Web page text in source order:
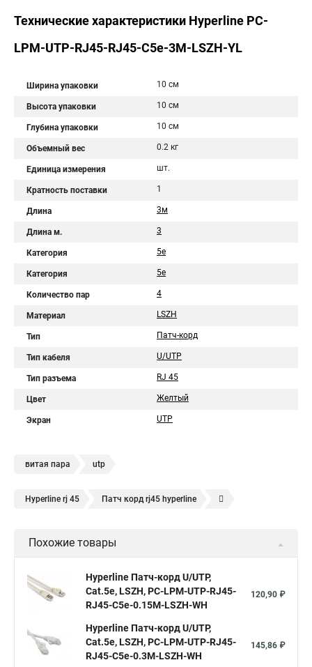
Технические характеристики Hyperline PC-
LPM-UTP-RJ45-RJ45-C5e-3M-LSZH-YL
Ширина упаковки 10 см
Высота упаковки 10 см
Глубина упаковки 10 см
Объемный вес 0.2 кг
Единица измерения шт.
Кратность поставки 1
Длина 3м
Длина м. 3
Категория 5e
Категория 5е
Количество пар 4
Материал LSZH
Тип Патч-корд
Тип кабеля U/UTP
Тип разъема RJ 45
Цвет Желтый
Экран UTP
витая пара utp
Hyperline rj 45 Патч корд rj45 hyperline
Похожие товары
Hyperline Патч-корд U/UTP,
Cat.5е, LSZH, PC-LPM-UTP-RJ45-
RJ45-C5e-0.15M-LSZH-WH
120,90 ₽
Hyperline Патч-корд U/UTP,
Cat.5е, LSZH, PC-LPM-UTP-RJ45-
RJ45-C5e-0.3M-LSZH-WH
145,86 ₽